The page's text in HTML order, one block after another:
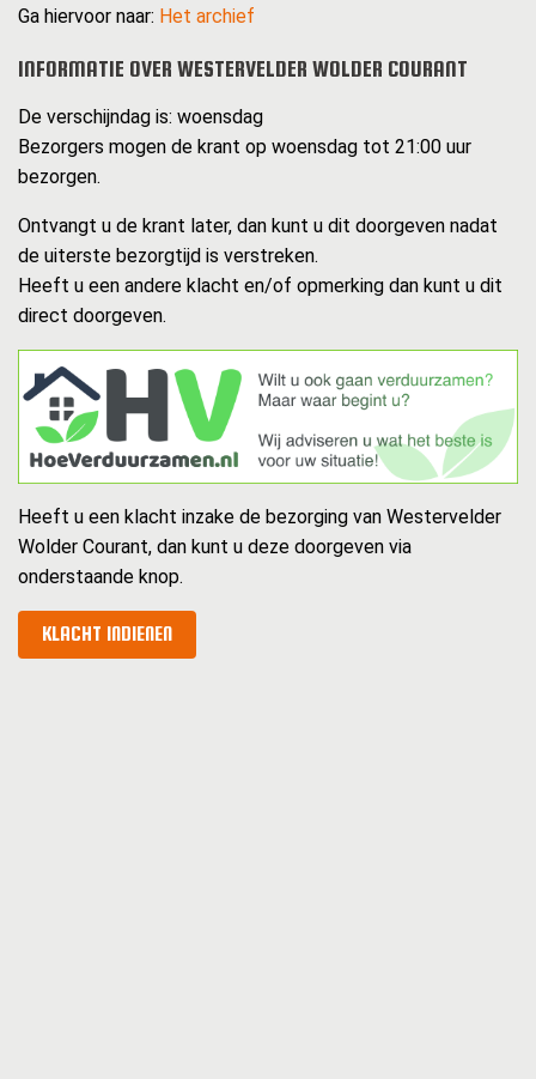
Ga hiervoor naar: Het archief
INFORMATIE OVER WESTERVELDER WOLDER COURANT
De verschijndag is: woensdag
Bezorgers mogen de krant op woensdag tot 21:00 uur
bezorgen.
Ontvangt u de krant later, dan kunt u dit doorgeven nadat
de uiterste bezorgtijd is verstreken.
Heeft u een andere klacht en/of opmerking dan kunt u dit
direct doorgeven.
Heeft u een klacht inzake de bezorging van Westervelder
Wolder Courant, dan kunt u deze doorgeven via
onderstaande knop.
KLACHT INDIENEN